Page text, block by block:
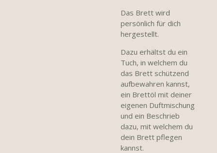
Das Brett wird
persönlich für dich
hergestellt.
Dazu erhältst du ein
Tuch, in welchem du
das Brett schützend
aufbewahren kannst,
ein Brettöl mit deiner
eigenen Duftmischung
und ein Beschrieb
dazu, mit welchem du
dein Brett pflegen
kannst.